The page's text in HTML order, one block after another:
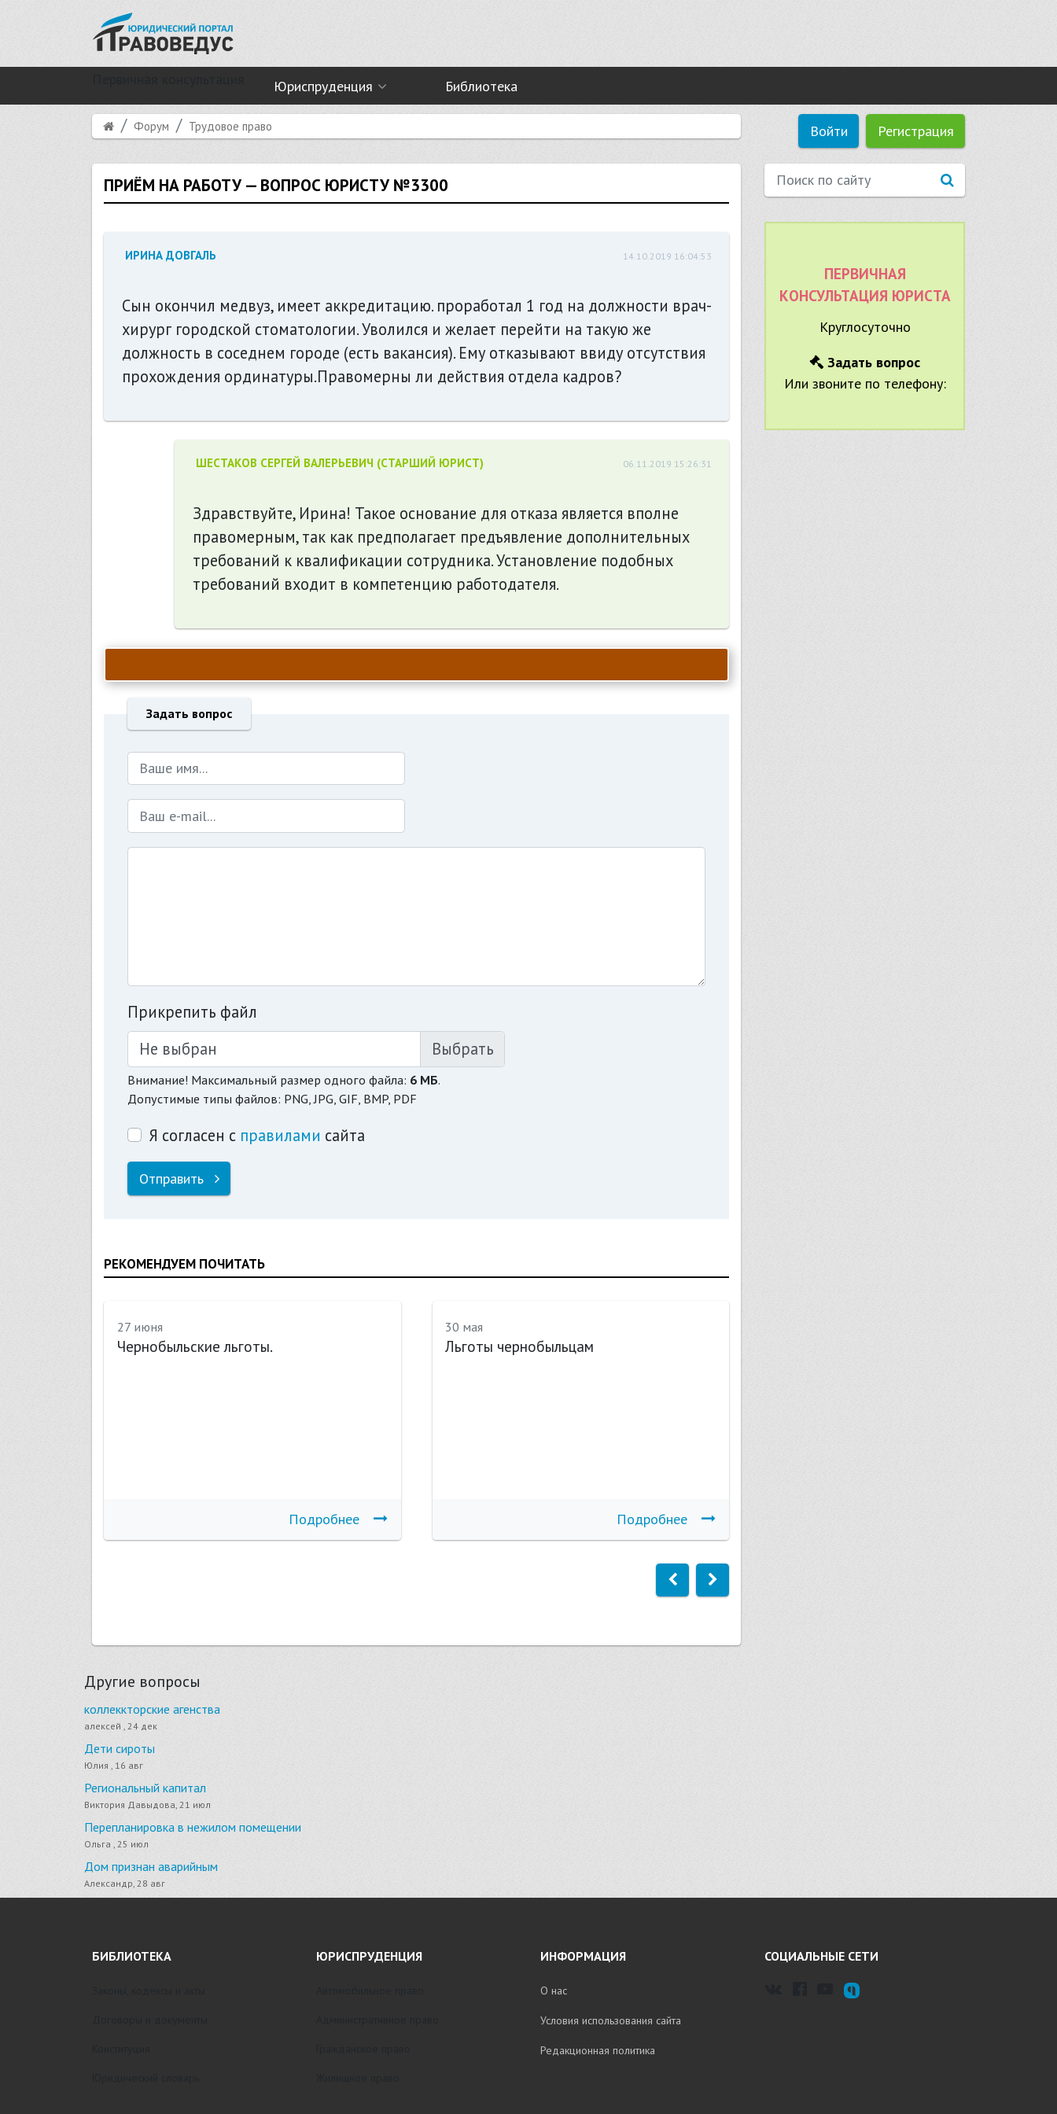
Юриспруденция Библиотека
Форум Трудовое право Войти Регистрация
ПРИЁМ НА РАБОТУ — ВОПРОС ЮРИСТУ №3300
ИРИНА ДОВГАЛЬ 14.10.2019 16:04:53
Сын окончил медвуз, имеет аккредитацию. проработал 1 год на должности врач-
хирург городской стоматологии. Уволился и желает перейти на такую же
должность в соседнем городе (есть вакансия). Ему отказывают ввиду отсутствия
прохождения ординатуры.Правомерны ли действия отдела кадров?
ШЕСТАКОВ СЕРГЕЙ ВАЛЕРЬЕВИЧ (СТАРШИЙ ЮРИСТ) 06.11.2019 15:26:31
Здравствуйте, Ирина! Такое основание для отказа является вполне
правомерным, так как предполагает предъявление дополнительных
требований к квалификации сотрудника. Установление подобных
требований входит в компетенцию работодателя.
Задать вопрос
Прикрепить файл
Не выбран
Внимание! Максимальный размер одного файла: 6 МБ.
Допустимые типы файлов: PNG, JPG, GIF, BMP, PDF
Я согласен с правилами сайта
Отправить
РЕКОМЕНДУЕМ ПОЧИТАТЬ
27 июня
Чернобыльские льготы.
Подробнее
30 мая
Льготы чернобыльцам
Подробнее
ПЕРВИЧНАЯ
КОНСУЛЬТАЦИЯ ЮРИСТА
Круглосуточно
Задать вопрос
Или звоните по телефону:
Другие вопросы
коллеккторские агенства
алексей , 24 дек
Дети сироты
Юлия , 16 авг
Региональный капитал
Виктория Давыдова, 21 июл
Перепланировка в нежилом помещении
Ольга , 25 июл
Дом признан аварийным
Александр, 28 авг
БИБЛИОТЕКА ЮРИСПРУДЕНЦИЯ ИНФОРМАЦИЯ
О нас
Условия использования сайта
Редакционная политика
СОЦИАЛЬНЫЕ СЕТИ